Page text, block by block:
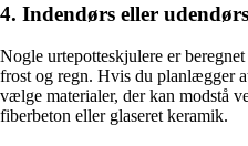
4. Indendørs eller
Nogle urtepotteskjulere er
frost og regn. Hvis du planlægger
vælge materialer, der kan modstå
fiberbeton eller glaseret keramik.